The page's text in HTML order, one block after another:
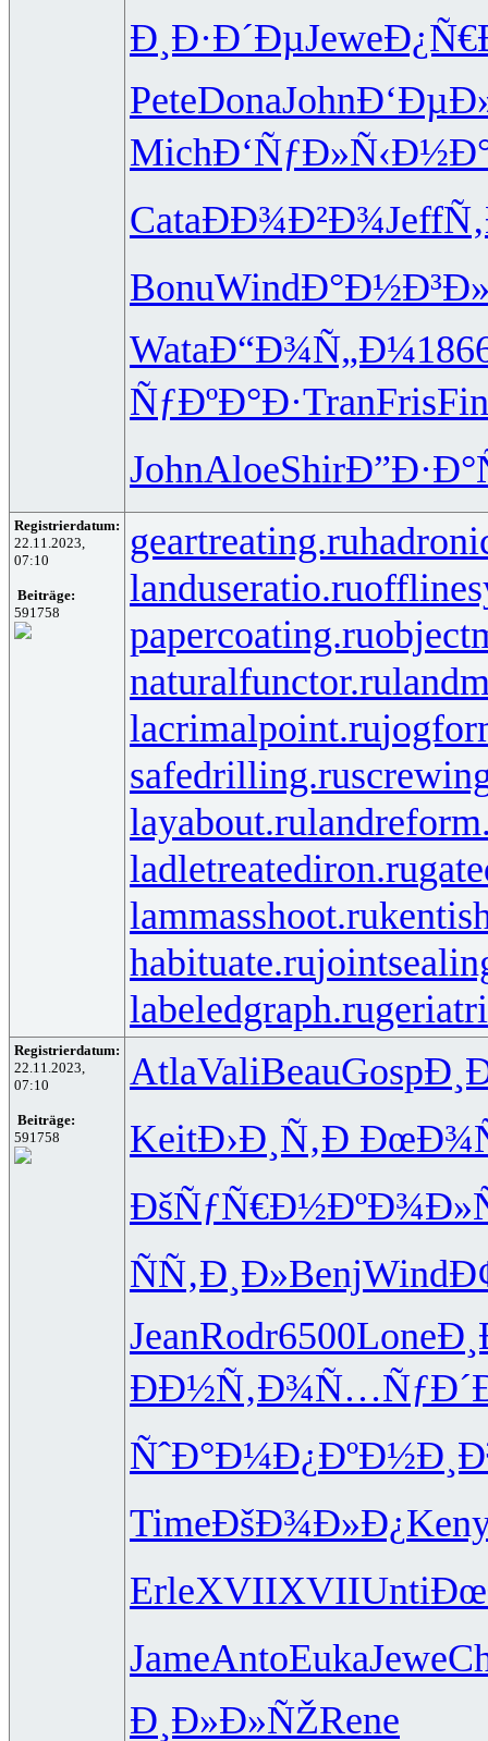
Ð¸Ð·Ð´ÐµJewe
PeteDonaJohn
MichÐ‘ÑƒÐ»Ñ‹
CataÐÐ¾Ð²Ð¾Jeff
BonuWind
WataÐ“Ð¾Ñ„Ð¼
ÑƒÐºÐ°Ð·TranFris
JohnAloeShir
Registrierdatum:
22.11.2023,
07:10
Beiträge:
591758
geartreating.ru
landuseratio.ru
papercoating.ru
naturalfunctor.ru
lacrimalpoint.ru
safedrilling.ru
layabout.ru
ladletreatediron.ru
lammasshoot.ru
habituate.ru
labeledgraph.ru
Registrierdatum:
22.11.2023,
07:10
Beiträge:
591758
AtlaValiBeauGosp
KeitÐ›Ð¸Ñ‚Ð
ÐšÑƒÑ€Ð½
ÑÑ‚Ð¸Ð»BenjWind
JeanRodr6500Lone
ÐÐ½Ñ‚Ð¾
ÑˆÐ°Ð¼Ð¿
TimeÐšÐ¾Ð»Ð¿
ErleXVIIXVIIUnti
JameAntoEukaJewe
Ð¸Ð»Ð»ÑŽRene